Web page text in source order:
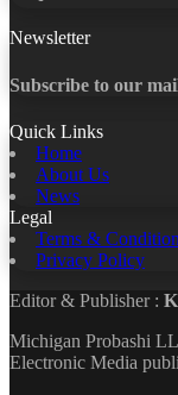
Newsletter
Subscribe to our
Quick Links
Home
About Us
News
Legal
Terms &
Privacy Policy
Editor & Publisher :
Michigan Probashi
Electronic Media